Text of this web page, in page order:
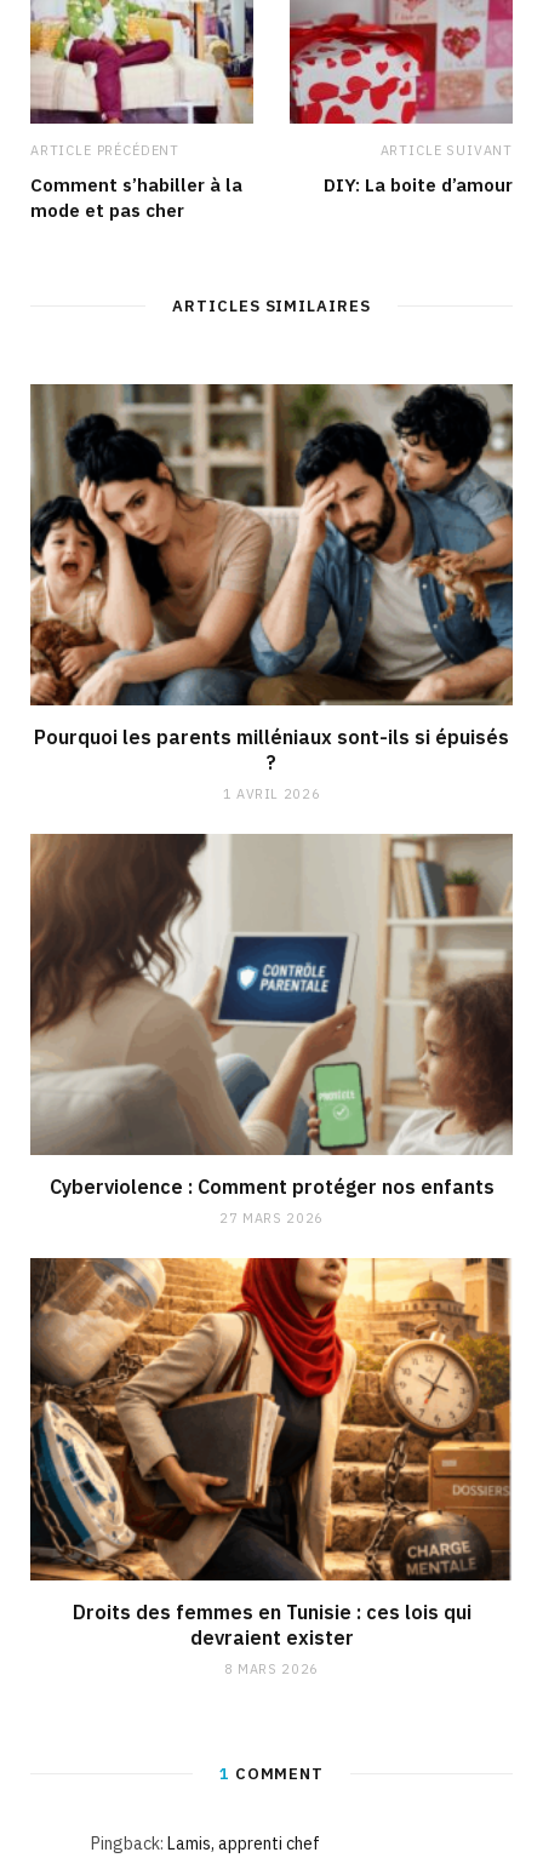
ARTICLE PRÉCÉDENT
Comment s’habiller à la
mode et pas cher
ARTICLE SUIVANT
DIY: La boite d’amour
ARTICLES SIMILAIRES
Pourquoi les parents milléniaux sont-ils si épuisés
?
1 AVRIL 2026
Cyberviolence : Comment protéger nos enfants
27 MARS 2026
Droits des femmes en Tunisie : ces lois qui
devraient exister
8 MARS 2026
1 COMMENT
Pingback: Lamis, apprenti chef